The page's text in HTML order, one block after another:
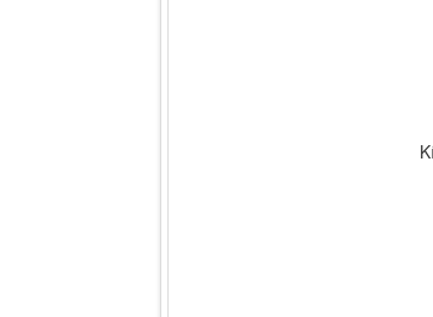
Kính
- Bộ Kế
- Ủy ban